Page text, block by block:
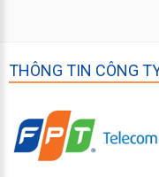
THÔNG TIN CÔNG